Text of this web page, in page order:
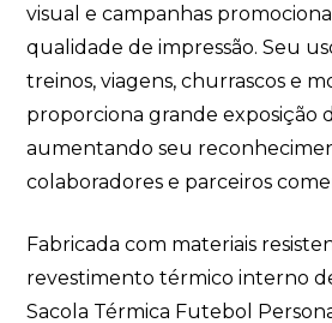
visual e campanhas
qualidade de impressão. Seu
treinos, viagens, churrascos e
proporciona grande exposição
aumentando seu
colaboradores e parceiros
Fabricada com materiais
revestimento térmico interno
Sacola Térmica Futebol